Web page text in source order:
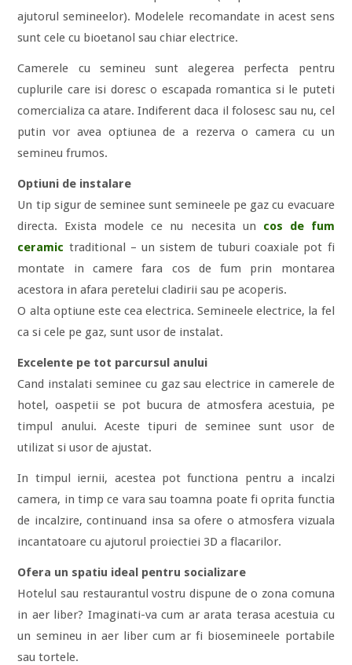
ajutorul semineelor). Modelele recomandate in acest sens
sunt cele cu bioetanol sau chiar electrice.
Camerele cu semineu sunt alegerea perfecta pentru
cuplurile care isi doresc o escapada romantica si le puteti
comercializa ca atare. Indiferent daca il folosesc sau nu, cel
putin vor avea optiunea de a rezerva o camera cu un
semineu frumos.
Optiuni de instalare
Un tip sigur de seminee sunt semineele pe gaz cu evacuare
directa. Exista modele ce nu necesita un cos de fum
ceramic traditional – un sistem de tuburi coaxiale pot fi
montate in camere fara cos de fum prin montarea
acestora in afara peretelui cladirii sau pe acoperis.
O alta optiune este cea electrica. Semineele electrice, la fel
ca si cele pe gaz, sunt usor de instalat.
Excelente pe tot parcursul anului
Cand instalati seminee cu gaz sau electrice in camerele de
hotel, oaspetii se pot bucura de atmosfera acestuia, pe
timpul anului. Aceste tipuri de seminee sunt usor de
utilizat si usor de ajustat.
In timpul iernii, acestea pot functiona pentru a incalzi
camera, in timp ce vara sau toamna poate fi oprita functia
de incalzire, continuand insa sa ofere o atmosfera vizuala
incantatoare cu ajutorul proiectiei 3D a flacarilor.
Ofera un spatiu ideal pentru socializare
Hotelul sau restaurantul vostru dispune de o zona comuna
in aer liber? Imaginati-va cum ar arata terasa acestuia cu
un semineu in aer liber cum ar fi biosemineele portabile
sau tortele.